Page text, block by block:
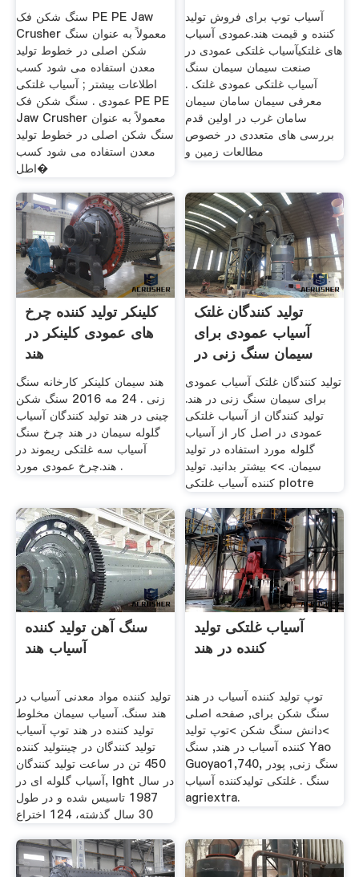
سنگ شکن فک PE PE Jaw
Crusher معمولاً به عنوان سنگ
شکن اصلی در خطوط تولید
معدن استفاده می شود کسب
اطلاعات بیشتر ; آسیاب غلتکی
عمودی . سنگ شکن فک PE PE
Jaw Crusher معمولاً به عنوان
سنگ شکن اصلی در خطوط تولید
معدن استفاده می شود کسب
اطل�
آسیاب توپ برای فروش تولید
کننده و قیمت هند.عمودی آسیاب
های غلتکیآسیاب غلتکی عمودی در
صنعت سیمان سیمان سنگ
آسیاب غلتکی عمودی غلتک .
معرفی سیمان سامان سیمان
سامان غرب در اولین قدم
بررسی های متعددی در خصوص
مطالعات زمین و
کلینکر تولید کننده چرخ
های عمودی کلینکر در
هند
هند سیمان کلینکر کارخانه سنگ
زنی . 24 مه 2016 سنگ شکن
چینی در هند تولید کنندگان آسیاب
گلوله سیمان در هند چرخ سنگ
آسیاب سه غلتکی ریموند در
هند.چرخ عمودی مورد .
تولید کنندگان غلتک
آسیاب عمودی برای
سیمان سنگ زنی در
تولید کنندگان غلتک آسیاب عمودی
برای سیمان سنگ زنی در هند.
تولید کنندگان از آسیاب غلتکی
عمودی در اصل کار از آسیاب
گلوله مورد استفاده در تولید
سیمان. >> بیشتر بدانید. تولید
کننده آسیاب غلتکی plotre
سنگ آهن تولید کننده
آسیاب هند
تولید کننده مواد معدنی آسیاب در
هند سنگ. آسیاب سیمان مخلوط
تولید کننده در هند توپ آسیاب
تولید کنندگان در چینتولید کننده
450 تن در ساعت تولید کنندگان
آسیاب گلوله ای در, lght در سال
1987 تاسیس شده و در طول
30 سال گذشته، 124 اختراع
آسیاب غلتکی تولید
کننده در هند
توپ تولید کننده آسیاب در هند
سنگ شکن برای, صفحه اصلی
>دانش سنگ شکن >توپ تولید
کننده آسیاب در هند, سنگ Yao
Guoyao1,740, سنگ زنی, پودر
سنگ . غلتکی تولیدکننده آسیاب
agriextra.